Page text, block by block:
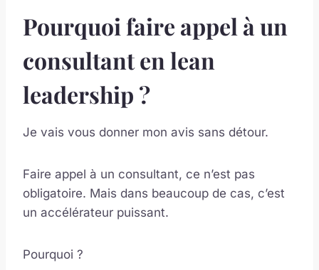
Pourquoi faire appel à un
consultant en lean
leadership ?
Je vais vous donner mon avis sans détour.
Faire appel à un consultant, ce n’est pas
obligatoire. Mais dans beaucoup de cas, c’est
un accélérateur puissant.
Pourquoi ?